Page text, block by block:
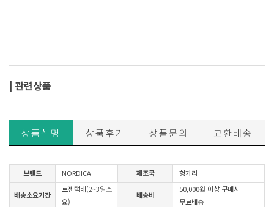
| 관련상품
상품설명 상품후기 상품문의 교환배송
브랜드 NORDICA 제조국 헝가리
배송소요기간
로젠택배(2~3일소
요)
배송비
50,000원 이상 구매시
무료배송